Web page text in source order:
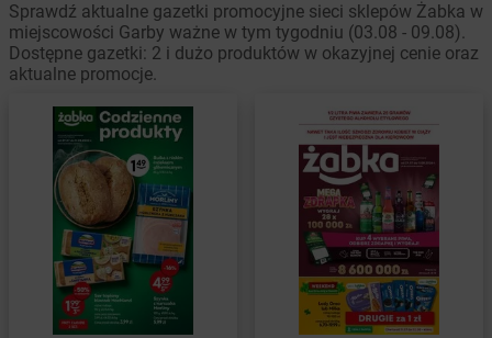
Sprawdź aktualne gazetki promocyjne sieci sklepów Żabka w
miejscowości Garby ważne w tym tygodniu (03.08 - 09.08).
Dostępne gazetki: 2 i dużo produktów w okazyjnej cenie oraz
aktualne promocje.